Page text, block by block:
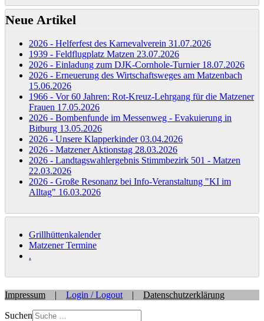
Neue Artikel
2026 - Helferfest des Karnevalverein 31.07.2026
1939 - Feldflugplatz Matzen 23.07.2026
2026 - Einladung zum DJK-Cornhole-Turnier 18.07.2026
2026 - Erneuerung des Wirtschaftsweges am Matzenbach
15.06.2026
1966 - Vor 60 Jahren: Rot-Kreuz-Lehrgang für die Matzener
Frauen 17.05.2026
2026 - Bombenfunde im Messenweg - Evakuierung in
Bitburg 13.05.2026
2026 - Unsere Klapperkinder03.04.2026
2026 - Matzener Aktionstag 28.03.2026
2026 - Landtagswahlergebnis Stimmbezirk 501 - Matzen
22.03.2026
2026 - Große Resonanz bei Info-Veranstaltung "KI im
Alltag" 16.03.2026
Grillhüttenkalender
Matzener Termine
.
Impressum | Login / Logout | Datenschutzerklärung
Suchen